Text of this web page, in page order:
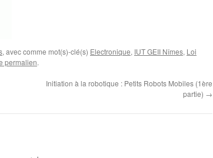
, avec comme mot(s)-clé(s) Electronique, IUT GEII Nîmes, Loi
permalien.
Initiation à la robotique : Petits Robots Mobiles (1ère
partie) →